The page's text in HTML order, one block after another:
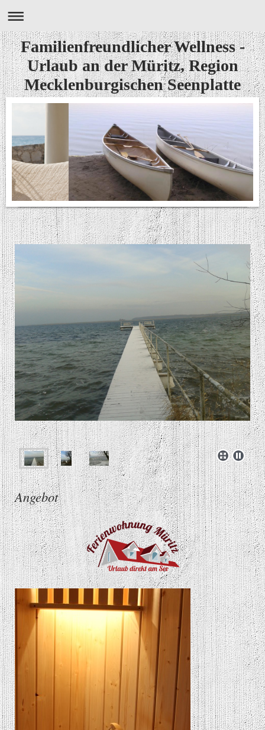
Familienfreundlicher Wellness -
Urlaub an der Müritz, Region
Mecklenburgischen Seenplatte
Angebot